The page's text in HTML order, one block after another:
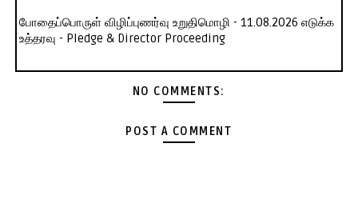
போதைப்பொருள் விழிப்புணர்வு உறுதிமொழி - 11.08.2026 எடுக்க
உத்தரவு - Pledge & Director Proceeding
NO COMMENTS:
POST A COMMENT